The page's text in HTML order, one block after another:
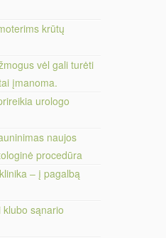
krūtų
vėl gali turėti
įmanoma.
urologo
naujos
procedūra
– į pagalbą
klubo sąnario